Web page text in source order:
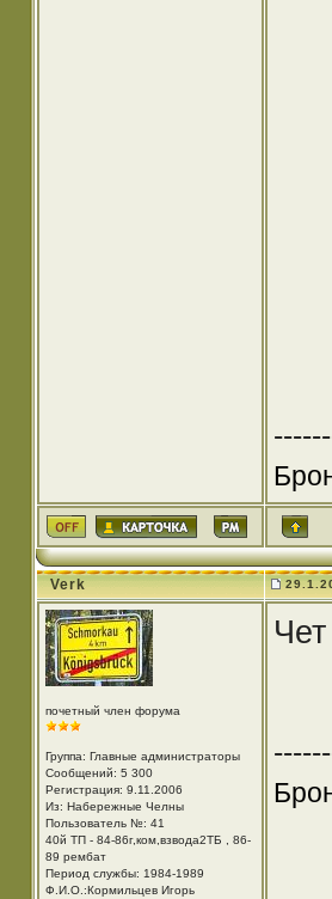
Verk
почетный член форума
Группа: Главные администраторы
Сообщений: 5 300
Регистрация: 9.11.2006
Из: Набережные Челны
Пользователь №: 41
40й ТП - 84-86г,ком,взвода2ТБ , 86-
89 рембат
Период службы: 1984-1989
Ф.И.О.:Кормильцев Игорь